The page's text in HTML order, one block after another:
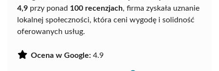
4,9 przy ponad 100 recenzjach, firma zyskała uznanie
lokalnej społeczności, która ceni wygodę i solidność
oferowanych usług.
Ocena w Google: 4.9